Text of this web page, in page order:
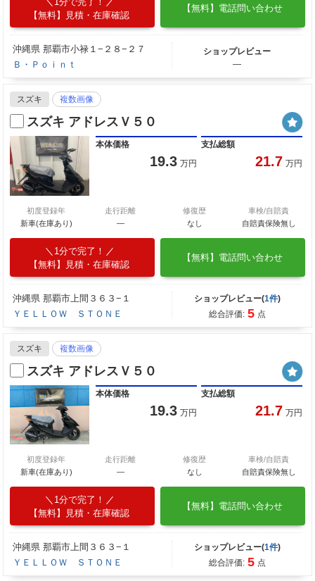
【無料】見積・在庫確認
【無料】電話問い合わせ
沖縄県 那覇市小禄１−２８−２７
Ｂ・Ｐｏｉｎｔ
ショップレビュー
―
スズキ 複数画像
スズキ アドレスＶ５０
本体価格
19.3 万円
支払総額
21.7 万円
初度登録年
新車(在庫あり)
走行距離
―
修復歴
なし
車検/自賠責
自賠責保険無し
1分で完了！
【無料】見積・在庫確認
【無料】電話問い合わせ
沖縄県 那覇市上間３６３−１
ＹＥＬＬＯＷ ＳＴＯＮＥ
ショップレビュー(1件)
総合評価: 5 点
スズキ 複数画像
スズキ アドレスＶ５０
本体価格
19.3 万円
支払総額
21.7 万円
初度登録年
新車(在庫あり)
走行距離
―
修復歴
なし
車検/自賠責
自賠責保険無し
1分で完了！
【無料】見積・在庫確認
【無料】電話問い合わせ
沖縄県 那覇市上間３６３−１
ＹＥＬＬＯＷ ＳＴＯＮＥ
ショップレビュー(1件)
総合評価: 5 点